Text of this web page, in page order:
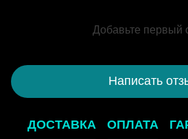
Добавьте первый
Написать
ДОСТАВКА ОПЛАТА